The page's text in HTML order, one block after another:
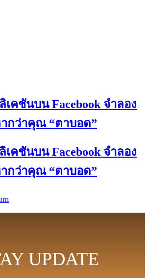
เคชันบน Facebook จำลอง
กว่าคุณ “ตาบอด”
เคชันบน Facebook จำลอง
กว่าคุณ “ตาบอด”
UPDATE